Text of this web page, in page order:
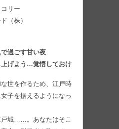
リー
（株）
過ごす甘い夜
げよう…覚悟しておけ
世を作るため、江戸時
子を据えるようになっ
戸城……。あなたはそこ